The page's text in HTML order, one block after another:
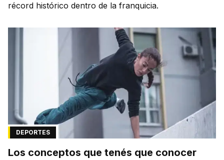
récord histórico dentro de la franquicia.
DEPORTES
Los conceptos que tenés que conocer